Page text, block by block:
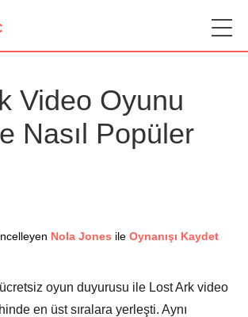
Video Oyunu
Nasıl Popüler
Nola Jones ile Oynanışı Kaydet
oyun duyurusu ile Lost Ark video
en üst sıralara yerleşti. Aynı